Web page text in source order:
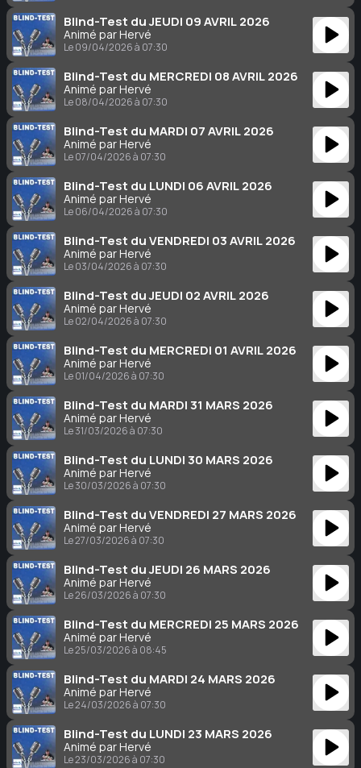
Blind-Test du JEUDI 09 AVRIL 2026
Animé par Hervé
Le 09/04/2026 à 07:30
Blind-Test du MERCREDI 08 AVRIL 2026
Animé par Hervé
Le 08/04/2026 à 07:30
Blind-Test du MARDI 07 AVRIL 2026
Animé par Hervé
Le 07/04/2026 à 07:30
Blind-Test du LUNDI 06 AVRIL 2026
Animé par Hervé
Le 06/04/2026 à 07:30
Blind-Test du VENDREDI 03 AVRIL 2026
Animé par Hervé
Le 03/04/2026 à 07:30
Blind-Test du JEUDI 02 AVRIL 2026
Animé par Hervé
Le 02/04/2026 à 07:30
Blind-Test du MERCREDI 01 AVRIL 2026
Animé par Hervé
Le 01/04/2026 à 07:30
Blind-Test du MARDI 31 MARS 2026
Animé par Hervé
Le 31/03/2026 à 07:30
Blind-Test du LUNDI 30 MARS 2026
Animé par Hervé
Le 30/03/2026 à 07:30
Blind-Test du VENDREDI 27 MARS 2026
Animé par Hervé
Le 27/03/2026 à 07:30
Blind-Test du JEUDI 26 MARS 2026
Animé par Hervé
Le 26/03/2026 à 07:30
Blind-Test du MERCREDI 25 MARS 2026
Animé par Hervé
Le 25/03/2026 à 08:45
Blind-Test du MARDI 24 MARS 2026
Animé par Hervé
Le 24/03/2026 à 07:30
Blind-Test du LUNDI 23 MARS 2026
Animé par Hervé
Le 23/03/2026 à 07:30